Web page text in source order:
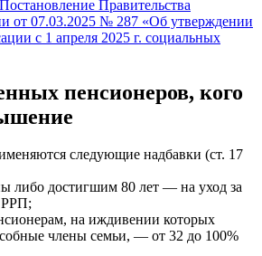
Постановление Правительства
от 07.03.2025 № 287 «Об утверждении
с 1 апреля 2025 г. социальных
пенсионеров, кого
следующие надбавки (ст. 17
либо достигшим 80 лет — на уход за
РРП;
на иждивении которых
члены семьи, — от 32 до 100%